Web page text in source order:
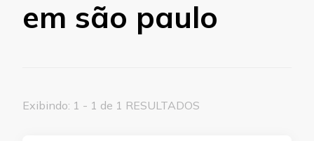
em são paulo
Exibindo: 1 - 1 de 1 RESULTADOS